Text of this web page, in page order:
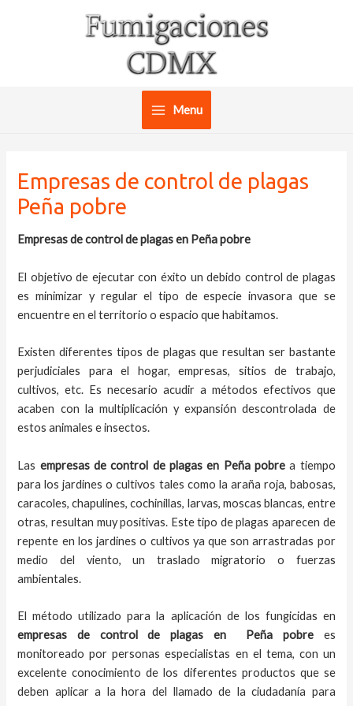
Main
Menu
Empresas de control de plagas
Peña pobre
Empresas de control de plagas en Peña pobre
El objetivo de ejecutar con éxito un debido control de plagas
es minimizar y regular el tipo de especie invasora que se
encuentre en el territorio o espacio que habitamos.
Existen diferentes tipos de plagas que resultan ser bastante
perjudiciales para el hogar, empresas, sitios de trabajo,
cultivos, etc. Es necesario acudir a métodos efectivos que
acaben con la multiplicación y expansión descontrolada de
estos animales e insectos.
Las empresas de control de plagas en Peña pobrea tiempo
para los jardines o cultivos tales como la araña roja, babosas,
caracoles, chapulines, cochinillas, larvas, moscas blancas, entre
otras, resultan muy positivas. Este tipo de plagas aparecen de
repente en los jardines o cultivos ya que son arrastradas por
medio del viento, un traslado migratorio o fuerzas
ambientales.
El método utilizado para la aplicación de los fungicidas en
empresas de control de plagas en
Peña pobrees
monitoreado por personas especialistas en el tema, con un
excelente conocimiento de los diferentes productos que se
deben aplicar a la hora del llamado de la ciudadanía para